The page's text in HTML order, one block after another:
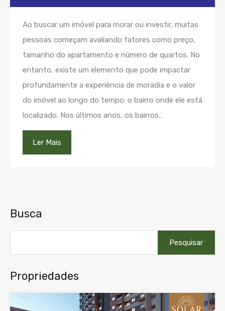
Ao buscar um imóvel para morar ou investir, muitas
pessoas começam avaliando fatores como preço,
tamanho do apartamento e número de quartos. No
entanto, existe um elemento que pode impactar
profundamente a experiência de moradia e o valor
do imóvel ao longo do tempo: o bairro onde ele está
localizado. Nos últimos anos, os bairros…
Ler Mais
Busca
por:
Propriedades